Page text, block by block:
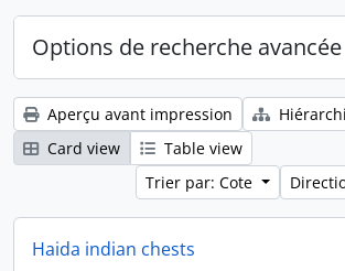
Options de recherche avancée
Aperçu avant impression
Card view
Table view
Trier par: Cote
Haida indian chests